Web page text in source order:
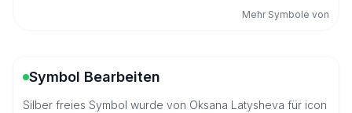
Mehr Symbole von
Symbol Bearbeiten
Silber freies Symbol wurde von Oksana Latysheva für icon